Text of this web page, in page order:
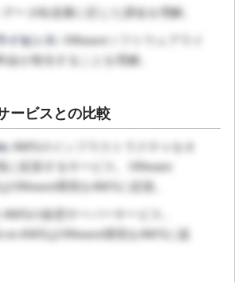
データ転送量に応じた課金を理解。
イセンス:
VMwareソフトウェアライ
金が発生することを理解。
ービスとの比較
AWSのインフラストラクチャをオ
に拡張するサービス。VMware
VMware環境をAWSに拡張。
AWSの仮想サーバーサービス。
on AWSはVMware環境をAWSに提